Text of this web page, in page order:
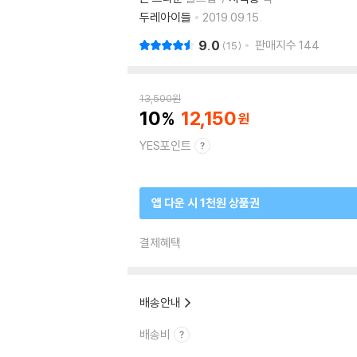
두레아이들
2019.09.15.
9.0 15 판매지수 144
13,500원
10 12,150
YES포인트
앱 다운 시 1천원 상품권
결제혜택
배송안내
배송비